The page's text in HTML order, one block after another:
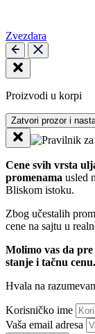
Zvezdara
Proizvodi u korpi
Zatvori prozor i
Cene svih vrsta
promenama usled
Bliskom istoku.
Zbog učestalih
cene na sajtu u
Molimo vas da
stanje i tačnu cenu.
Hvala na
Korisničko ime
Vaša email adresa